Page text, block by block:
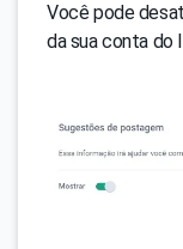
Você pode
da sua conta do